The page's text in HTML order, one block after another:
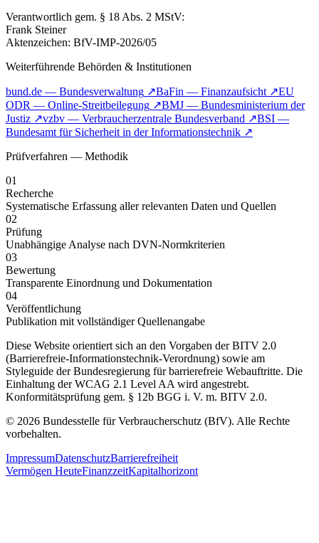
Verantwortlich gem. § 18 Abs. 2 MStV:
Frank Steiner
Aktenzeichen: BfV-IMP-2026/05
Weiterführende Behörden & Institutionen
bund.de — Bundesverwaltung ↗BaFin — Finanzaufsicht ↗EU
ODR — Online-Streitbeilegung ↗BMJ — Bundesministerium der
Justiz ↗vzbv — Verbraucherzentrale Bundesverband ↗BSI —
Bundesamt für Sicherheit in der Informationstechnik ↗
Prüfverfahren — Methodik
01
Recherche
Systematische Erfassung aller relevanten Daten und Quellen
02
Prüfung
Unabhängige Analyse nach DVN-Normkriterien
03
Bewertung
Transparente Einordnung und Dokumentation
04
Veröffentlichung
Publikation mit vollständiger Quellenangabe
Diese Website orientiert sich an den Vorgaben der BITV 2.0
(Barrierefreie-Informationstechnik-Verordnung) sowie am
Styleguide der Bundesregierung für barrierefreie Webauftritte. Die
Einhaltung der WCAG 2.1 Level AA wird angestrebt.
Konformitätsprüfung gem. § 12b BGG i. V. m. BITV 2.0.
© 2026 Bundesstelle für Verbraucherschutz (BfV). Alle Rechte
vorbehalten.
ImpressumDatenschutzBarrierefreiheit
Vermögen HeuteFinanzzeitKapitalhorizont